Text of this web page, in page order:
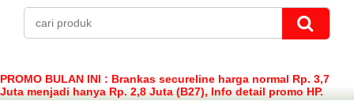
PROMO BULAN INI : Brankas secureline harga normal Rp. 3,7
Juta menjadi hanya Rp. 2,8 Juta (B27), Info detail promo HP.
082231684005 (WA)